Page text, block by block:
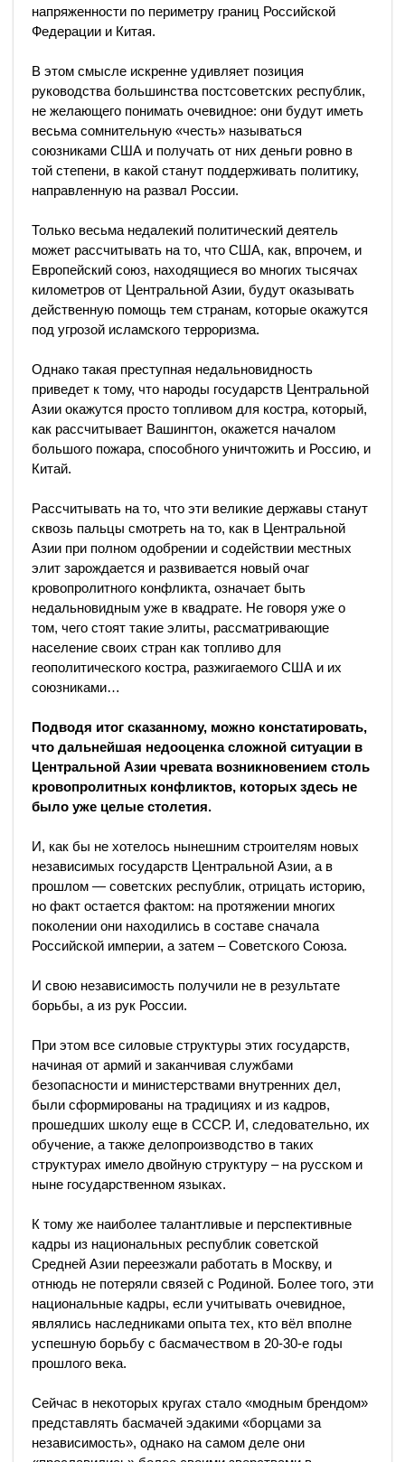
напряженности по периметру границ Российской
Федерации и Китая.
В этом смысле искренне удивляет позиция
руководства большинства постсоветских республик,
не желающего понимать очевидное: они будут иметь
весьма сомнительную «честь» называться
союзниками США и получать от них деньги ровно в
той степени, в какой станут поддерживать политику,
направленную на развал России.
Только весьма недалекий политический деятель
может рассчитывать на то, что США, как, впрочем, и
Европейский союз, находящиеся во многих тысячах
километров от Центральной Азии, будут оказывать
действенную помощь тем странам, которые окажутся
под угрозой исламского терроризма.
Однако такая преступная недальновидность
приведет к тому, что народы государств Центральной
Азии окажутся просто топливом для костра, который,
как рассчитывает Вашингтон, окажется началом
большого пожара, способного уничтожить и Россию, и
Китай.
Рассчитывать на то, что эти великие державы станут
сквозь пальцы смотреть на то, как в Центральной
Азии при полном одобрении и содействии местных
элит зарождается и развивается новый очаг
кровопролитного конфликта, означает быть
недальновидным уже в квадрате. Не говоря уже о
том, чего стоят такие элиты, рассматривающие
население своих стран как топливо для
геополитического костра, разжигаемого США и их
союзниками…
Подводя итог сказанному, можно констатировать,
что дальнейшая недооценка сложной ситуации в
Центральной Азии чревата возникновением столь
кровопролитных конфликтов, которых здесь не
было уже целые столетия.
И, как бы не хотелось нынешним строителям новых
независимых государств Центральной Азии, а в
прошлом — советских республик, отрицать историю,
но факт остается фактом: на протяжении многих
поколении они находились в составе сначала
Российской империи, а затем – Советского Союза.
И свою независимость получили не в результате
борьбы, а из рук России.
При этом все силовые структуры этих государств,
начиная от армий и заканчивая службами
безопасности и министерствами внутренних дел,
были сформированы на традициях и из кадров,
прошедших школу еще в СССР. И, следовательно, их
обучение, а также делопроизводство в таких
структурах имело двойную структуру – на русском и
ныне государственном языках.
К тому же наиболее талантливые и перспективные
кадры из национальных республик советской
Средней Азии переезжали работать в Москву, и
отнюдь не потеряли связей с Родиной. Более того, эти
национальные кадры, если учитывать очевидное,
являлись наследниками опыта тех, кто вёл вполне
успешную борьбу с басмачеством в 20-30-е годы
прошлого века.
Сейчас в некоторых кругах стало «модным брендом»
представлять басмачей эдакими «борцами за
независимость», однако на самом деле они